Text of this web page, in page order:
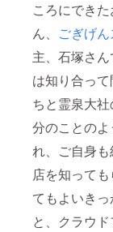
ころにでき
ん、 ごぎげ
主、石塚さ
は知り合っ
ちと霊泉大
分のことのよ
れ、ご自身
店を知って
てもよいき
と、クラウ